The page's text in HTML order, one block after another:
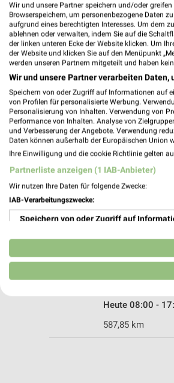
A.T.U St. Ingbert
Kohlenstraße 70
66386 St. Ingbert
569,50 km
A.T.U Saarlouis
Heute 08:00 -
587,85 km
Wir und unsere Partner speichern und/oder
Browserspeichern, um personenbezogene Daten
aufgrund eines berechtigten Interesses. Um dem
ablehnen oder verwalten, indem Sie auf die
der linken unteren Ecke der Website klicken. Um
der Website und klicken Sie auf den Menüpunkt
werden unseren Partnern mitgeteilt und haben
Wir und unsere Partner verarbeiten
Speichern von oder Zugriff auf Informationen auf
von Profilen für personalisierte Werbung.
Personalisierung von Inhalten. Verwendung von
Performance von Inhalten. Analyse von
und Verbesserung der Angebote. Verwendung
Daten können außerhalb der Europäischen Union
Ihre Einwilligung und die cookie Richtlinie gelten
Partnerliste anzeigen (1 IAB-Anbieter)
Wir nutzen Ihre Daten für folgende Zwecke:
IAB-Verarbeitungszwecke:
Speichern von oder Zugriff auf
Verwendung reduzierter Daten zur
Erstellung von Profilen für